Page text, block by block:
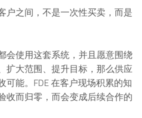
户之间，不是一次性买卖，而是
会使用这套系统，并且愿意围绕
扩大范围、提升目标，那么供应
可能。FDE 在客户现场积累的知
收而归零，而会变成后续合作的